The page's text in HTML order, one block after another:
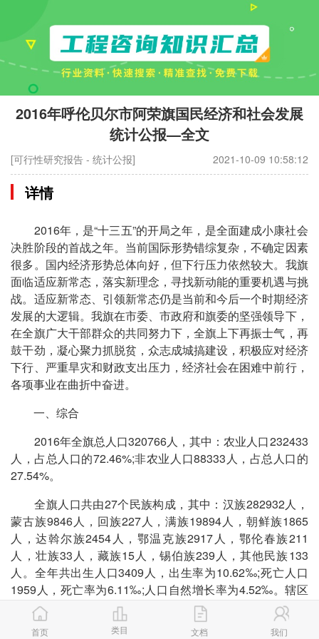
2016年呼伦贝尔市阿荣旗国民经济和社会发展
统计公报—全文
[可行性研究报告 - 统计公报] 2021-10-09 10:58:12
详情
2016年，是“十三五”的开局之年，是全面建成小康社会
决胜阶段的首战之年。当前国际形势错综复杂，不确定因素
很多。国内经济形势总体向好，但下行压力依然较大。我旗
面临适应新常态，落实新理念，寻找新动能的重要机遇与挑
战。适应新常态、引领新常态仍是当前和今后一个时期经济
发展的大逻辑。我旗在市委、市政府和旗委的坚强领导下，
在全旗广大干部群众的共同努力下，全旗上下再振士气，再
鼓干劲，凝心聚力抓脱贫，众志成城搞建设，积极应对经济
下行、严重旱灾和财政支出压力，经济社会在困难中前行，
各项事业在曲折中奋进。
一、综合
2016年全旗总人口320766人，其中：农业人口232433
人，占总人口的72.46%;非农业人口88333人，占总人口的
27.54%。
全旗人口共由27个民族构成，其中：汉族282932人，
蒙古族9846人，回族227人，满族19894人，朝鲜族1865
人，达斡尔族2454人，鄂温克族2917人，鄂伦春族211
人，壮族33人，藏族15人，锡伯族239人，其他民族133
人。全年共出生人口3409人，出生率为10.62‰;死亡人口
1959人，死亡率为6.11‰;人口自然增长率为4.52‰。辖区
面积12063平方公里，其中：草原面积234.7万亩，其中可
利用210万亩。林地面积847.5万亩，森林覆盖率52.3%。水
首页 类目 文档 我们